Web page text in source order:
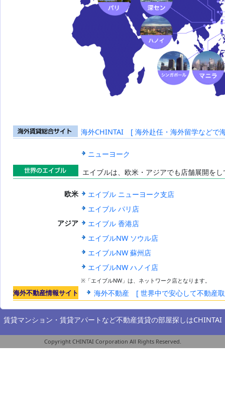
海外賃貸総合
海外CHINTAI [ 海外赴任・海外留学などで
ニューヨーク
エイブルは、欧米・アジアでも店舗展開を
欧米
エイブル ニューヨーク支店
エイブル パリ店
アジア
エイブル 香港店
エイブルNW ソウル店
エイブルNW 蘇州店
エイブルNW ハノイ店
※「エイブルNW」は、ネットワーク店となります。
海外不動産情報サイト 海外不動産 [ 世界中で安心して不動産
賃貸マンション・賃貸アパートなど不動産賃貸の部屋探しはCHINTAI
Copyright CHINTAI Corporation All Rights Reserved.